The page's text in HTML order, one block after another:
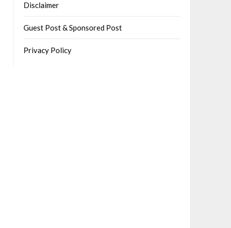
Disclaimer
Guest Post & Sponsored Post
Privacy Policy